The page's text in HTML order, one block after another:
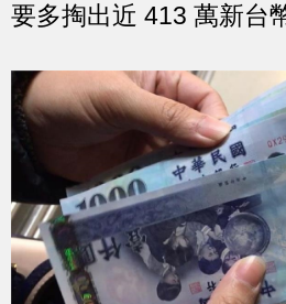
要多掏出近 413 萬新台